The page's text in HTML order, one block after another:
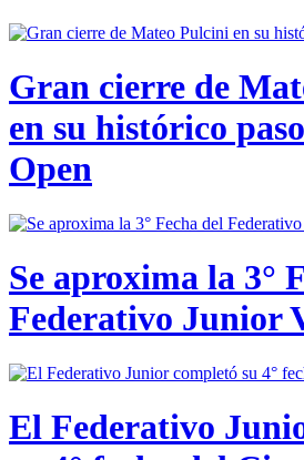
Gran cierre de
en su histórico
Open
Se aproxima la 3°
Federativo Junior
El Federativo